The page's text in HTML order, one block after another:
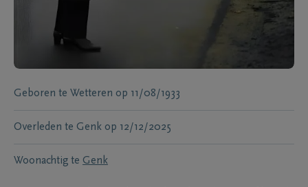
Geboren te Wetteren op 11/08/1933
Overleden te Genk op 12/12/2025
Woonachtig te Genk